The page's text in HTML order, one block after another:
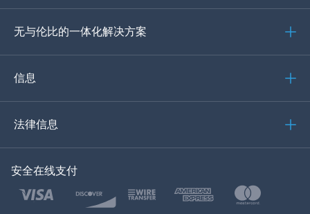
德语
土耳其语
波兰文
无与伦比的一体化解决方案
信息
法律信息
安全在线支付